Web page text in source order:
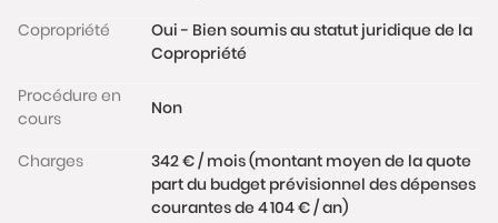
Idéalement situé à proximité immédiate des
commerces de bouche, restaurants, galeries,
emplacement exceptionnel au cœur de la vie
montmartroise.
Un bien rare avec un potentiel unique, offrant des
vues iconiques sur Paris dans un environnement
Copropriété
Oui - Bien soumis au statut juridique de la
Copropriété
Procédure en
cours
Non
Charges
342 € / mois (montant moyen de la quote
part du budget prévisionnel des dépenses
courantes de 4 104 € / an)